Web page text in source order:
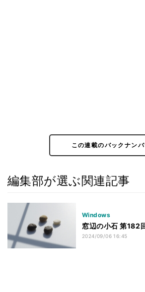
この連載のバックナン
編集部が選ぶ関連記事
Windows
窓辺の小石 第182
2024/09/06 16:45